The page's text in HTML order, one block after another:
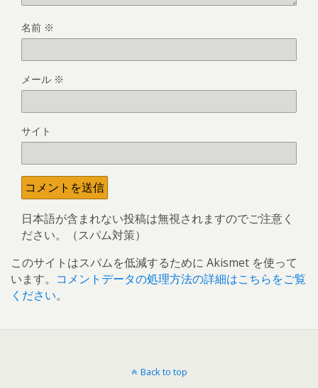
名前 ※
メール ※
サイト
日本語が含まれない投稿は無視されますのでご注意く
ださい。（スパム対策）
このサイトはスパムを低減するために Akismet を使って
います。 コメントデータの処理方法の詳細はこちらをご覧
ください。
Back to top